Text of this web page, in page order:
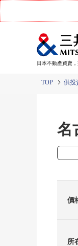
日本不動產買賣
TOP 供投
名
價
所